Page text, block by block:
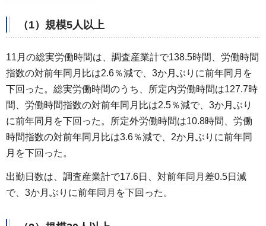
（1）規模5人以上
11月の総実労働時間は、調査産業計で138.5時間、労働時間
指数の対前年同月比は2.6％減で、3か月ぶりに前年同月を
下回った。総実労働時間のうち、所定内労働時間は127.7時
間、労働時間指数の対前年同月比は2.5％減で、3か月ぶり
に前年同月を下回った。所定外労働時間は10.8時間、労働
時間指数の対前年同月比は3.6％減で、2か月ぶりに前年同
月を下回った。
出勤日数は、調査産業計で17.6日、対前年同月差0.5日減
で、3か月ぶりに前年同月を下回った。